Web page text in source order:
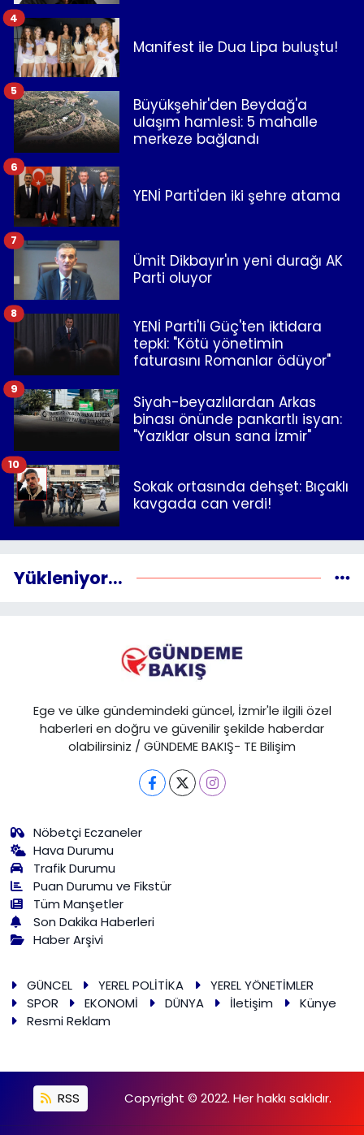
Manifest ile Dua Lipa buluştu!
4
Büyükşehir'den Beydağ'a
ulaşım hamlesi: 5 mahalle
merkeze bağlandı
5
YENİ Parti'den iki şehre atama
6
Ümit Dikbayır'ın yeni durağı AK
Parti oluyor
7
YENİ Parti'li Güç'ten iktidara
tepki: "Kötü yönetimin
faturasını Romanlar ödüyor"
8
Siyah-beyazlılardan Arkas
binası önünde pankartlı isyan:
"Yazıklar olsun sana İzmir"
9
Sokak ortasında dehşet: Bıçaklı
kavgada can verdi!
10
Yükleniyor...
Ege ve ülke gündemindeki güncel, İzmir'le ilgili özel
haberleri en doğru ve güvenilir şekilde haberdar
olabilirsiniz / GÜNDEME BAKIŞ- TE Bilişim
Nöbetçi Eczaneler
Hava Durumu
Trafik Durumu
Puan Durumu ve Fikstür
Tüm Manşetler
Son Dakika Haberleri
Haber Arşivi
GÜNCEL YEREL POLİTİKA
YEREL YÖNETİMLER
SPOR
EKONOMİ DÜNYA İletişim
Künye
Resmi Reklam
RSS Copyright © 2022. Her hakkı saklıdır.